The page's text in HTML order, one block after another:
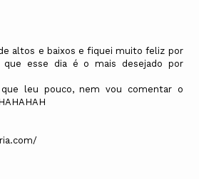
altos e baixos e fiquei muito feliz por
que esse dia é o mais desejado por
leu pouco, nem vou comentar o